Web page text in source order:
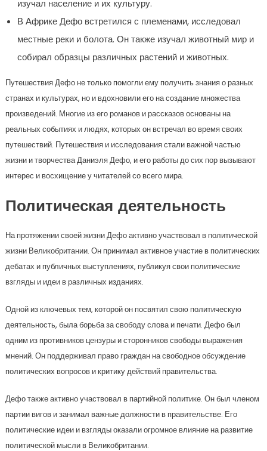
изучал население и их культуру.
В Африке Дефо встретился с племенами, исследовал
местные реки и болота. Он также изучал животный мир и
собирал образцы различных растений и животных.
Путешествия Дефо не только помогли ему получить знания о разных
странах и культурах, но и вдохновили его на создание множества
произведений. Многие из его романов и рассказов основаны на
реальных событиях и людях, которых он встречал во время своих
путешествий. Путешествия и исследования стали важной частью
жизни и творчества Даниэля Дефо, и его работы до сих пор вызывают
интерес и восхищение у читателей со всего мира.
Политическая деятельность
На протяжении своей жизни Дефо активно участвовал в политической
жизни Великобритании. Он принимал активное участие в политических
дебатах и публичных выступлениях, публикуя свои политические
взгляды и идеи в различных изданиях.
Одной из ключевых тем, которой он посвятил свою политическую
деятельность, была борьба за свободу слова и печати. Дефо был
одним из противников цензуры и сторонников свободы выражения
мнений. Он поддерживал право граждан на свободное обсуждение
политических вопросов и критику действий правительства.
Дефо также активно участвовал в партийной политике. Он был членом
партии вигов и занимал важные должности в правительстве. Его
политические идеи и взгляды оказали огромное влияние на развитие
политической мысли в Великобритании.